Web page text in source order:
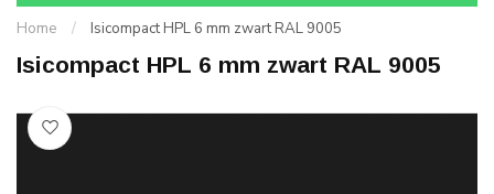
Home / Isicompact HPL 6 mm zwart RAL 9005
Isicompact HPL 6 mm zwart RAL 9005